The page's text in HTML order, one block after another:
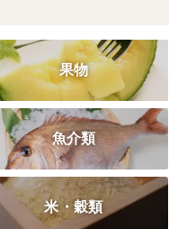
果物
魚介類
米・穀類